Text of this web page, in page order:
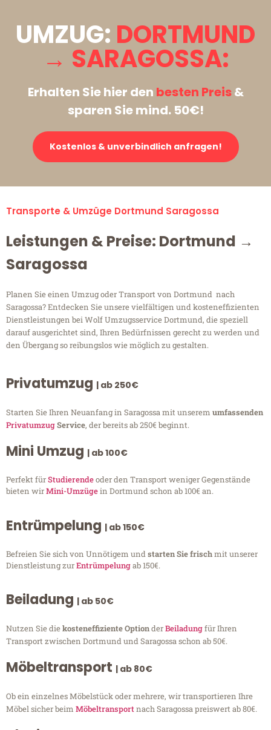
UMZUG: DORTMUND
→ SARAGOSSA:
Erhalten Sie hier den besten Preis&
sparen Sie mind. 50€!
Kostenlos & unverbindlich anfragen!
Transporte & Umzüge Dortmund Saragossa
Leistungen & Preise: Dortmund →
Saragossa
Planen Sie einen Umzug oder Transport von Dortmund nach
Saragossa? Entdecken Sie unsere vielfältigen und kosteneffizienten
Dienstleistungen bei Wolf Umzugsservice Dortmund, die speziell
darauf ausgerichtet sind, Ihren Bedürfnissen gerecht zu werden und
den Übergang so reibungslos wie möglich zu gestalten.
Privatumzug | ab 250€
Starten Sie Ihren Neuanfang in Saragossa mit unserem umfassenden
PrivatumzugService, der bereits ab 250€ beginnt.
Mini Umzug | ab 100€
Perfekt fürStudierendeoder den Transport weniger Gegenstände
bieten wirMini-Umzügein Dortmund schon ab 100€ an.
Entrümpelung | ab 150€
Befreien Sie sich von Unnötigem undstarten Sie frischmit unserer
Dienstleistung zurEntrümpelungab 150€.
Beiladung | ab 50€
Nutzen Sie diekosteneffiziente OptionderBeiladungfür Ihren
Transport zwischen Dortmund und Saragossa schon ab 50€.
Möbeltransport | ab 80€
Ob ein einzelnes Möbelstück oder mehrere, wir transportieren Ihre
Möbel sicher beim Möbeltransportnach Saragossa preiswert ab 80€.